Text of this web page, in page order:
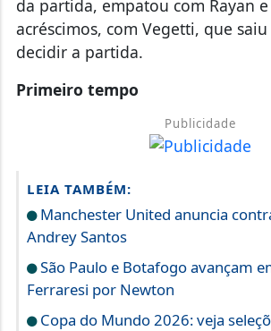
da partida, empatou com Rayan
acréscimos, com Vegetti, que
decidir a partida.
Primeiro tempo
Publicidade
LEIA TAMBÉM:
Manchester United anuncia
Andrey Santos
São Paulo e Botafogo avançam
Ferraresi por Newton
Copa do Mundo 2026: veja